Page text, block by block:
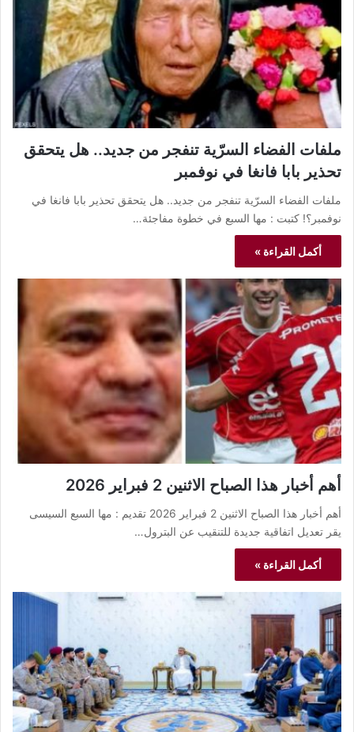
ملفات الفضاء السرّية تنفجر من جديد.. هل يتحقق
تحذير بابا فانغا في نوفمبر
ملفات الفضاء السرّية تنفجر من جديد.. هل يتحقق تحذير بابا فانغا في
نوفمبر؟! كتبت : مها السبع في خطوة مفاجئة…
أكمل القراءة »
أهم أخبار هذا الصباح الاثنين 2 فبراير 2026
أهم أخبار هذا الصباح الاثنين 2 فبراير 2026 تقديم : مها السبع السيسى
يقر تعديل اتفاقية جديدة للتنقيب عن البترول…
أكمل القراءة »